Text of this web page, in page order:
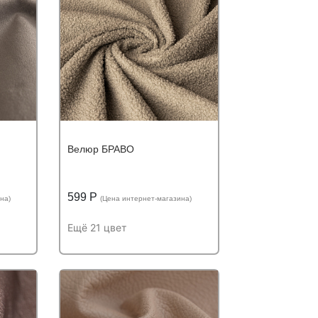
Велюр БРАВО
599 Р (Цена интернет-магазина)
Ещё 21 цвет
Устойчивость к истиранию:
Устойчивость к
истиранию:
более
60 000 циклов